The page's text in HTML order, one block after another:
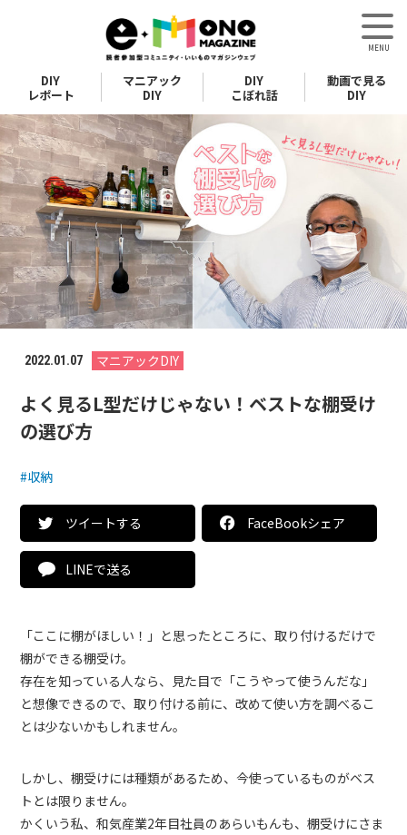
DIY
レポート
マニアック
DIY
DIY
こぼれ話
動画で見る
DIY
2022.01.07 マニアックDIY
よく見るL型だけじゃない！ベストな棚受け
の選び方
#収納
ツイートする FaceBookシェア
LINEで送る
「ここに棚がほしい！」と思ったところに、取り付けるだけで
棚ができる棚受け。
存在を知っている人なら、見た目で「こうやって使うんだな」
と想像できるので、取り付ける前に、改めて使い方を調べるこ
とは少ないかもしれません。
しかし、棚受けには種類があるため、今使っているものがベス
トとは限りません。
かくいう私、和気産業2年目社員のあらいもんも、棚受けにさま